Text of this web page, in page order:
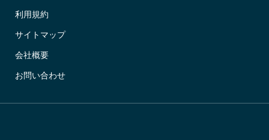
利用規約
サイトマップ
会社概要
お問い合わせ